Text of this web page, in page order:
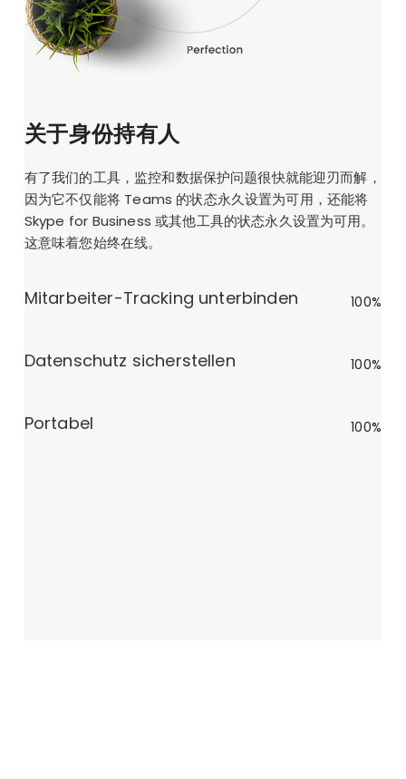
关于身份持有人
有了我们的工具，监控和数据保护问题很快就能迎刃而解，
因为它不仅能将 Teams 的状态永久设置为可用，还能将
Skype for Business 或其他工具的状态永久设置为可用。
这意味着您始终在线。
Mitarbeiter-Tracking unterbinden 100%
Datenschutz sicherstellen 100%
Portabel 100%